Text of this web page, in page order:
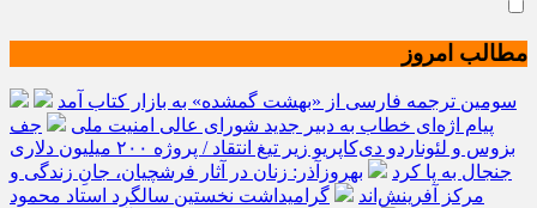
مطالب امروز
سومین ترجمه فارسی از «بهشت گمشده» به بازار کتاب آمد
پیام اژه‌ای خطاب به دبیر جدید شورای عالی امنیت ملی
جف
بزوس و لئوناردو دی‌کاپریو زیر تیغ انتقاد / پروژه ۲۰۰ میلیون دلاری
جنجال به پا کرد
بهروزآذر: زنان در آثار فرشچیان، جانِ زندگی و
مرکز آفرینش‌اند
گرامیداشت نخستین سالگرد استاد محمود